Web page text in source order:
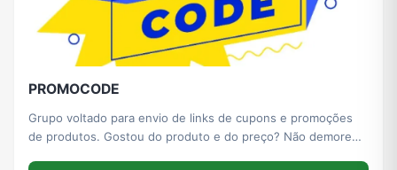
PROMOCODE
Grupo voltado para envio de links de cupons e promoções
de produtos. Gostou do produto e do preço? Não demore